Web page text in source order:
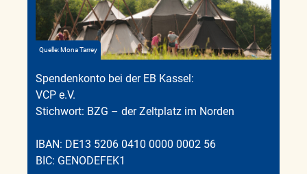
Quelle: Mona Tarrey
Spendenkonto bei der EB Kassel:
VCP e.V.
Stichwort: BZG – der Zeltplatz im Norden
IBAN: DE13 5206 0410 0000 0002 56
BIC: GENODEFEK1